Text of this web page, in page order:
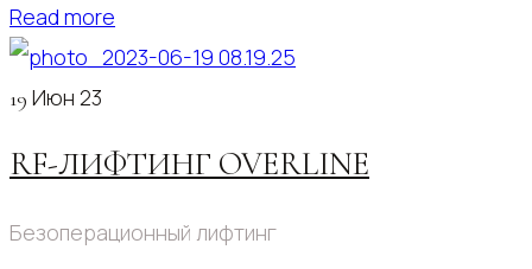
Read more
19 Июн 23
RF-ЛИФТИНГ OVERLINE
Безоперационный лифтинг